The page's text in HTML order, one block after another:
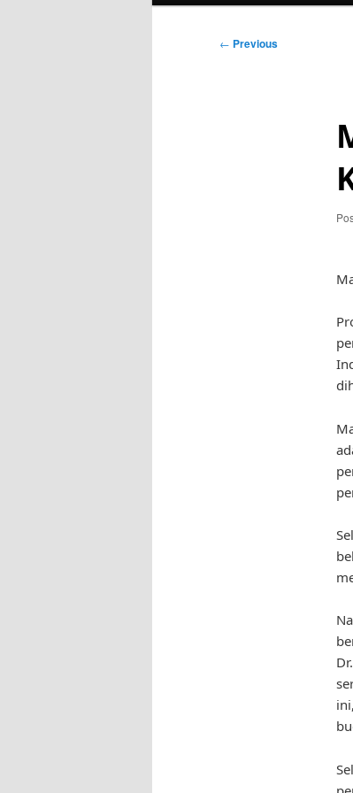
Post
← Previous